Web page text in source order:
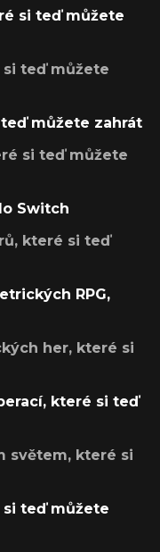
si teď můžete
teď můžete
můžete zahrát
si teď můžete
Switch
které si teď
RPG,
her, které si
které si teď
světem, které si
teď můžete